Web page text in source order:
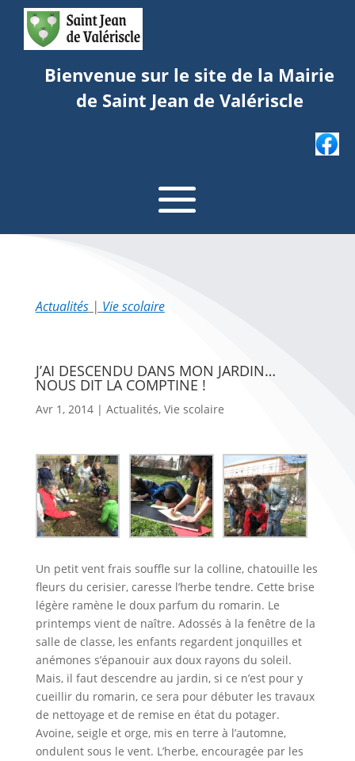
Bienvenue sur le site de la Mairie
de Saint Jean de Valériscle
Actualités| Vie scolaire
J’AI DESCENDU DANS MON JARDIN…
NOUS DIT LA COMPTINE !
Avr 1, 2014| Actualités, Vie scolaire
Un petit vent frais souffle sur la colline, chatouille les
fleurs du cerisier, caresse l’herbe tendre. Cette brise
légère ramène le doux parfum du romarin. Le
printemps vient de naître. Adossés à la fenêtre de la
salle de classe, les enfants regardent jonquilles et
anémones s’épanouir aux doux rayons du soleil.
Mais, il faut descendre au jardin, si ce n’est pour y
cueillir du romarin, ce sera pour débuter les travaux
de nettoyage et de remise en état du potager.
Avoine, seigle et orge, mis en terre à l’automne,
ondulent sous le vent. L’herbe, encouragée par les